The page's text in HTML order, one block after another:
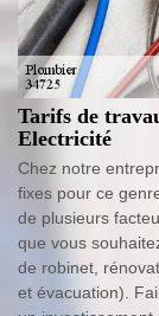
Tarifs de
Electricité
Chez notre
fixes pour ce
de plusieurs
que vous
de robinet,
et évacuation).